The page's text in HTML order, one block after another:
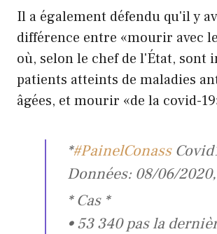
Il a également défendu qu'il y
différence entre «mourir avec
où, selon le chef de l'État, sont
patients atteints de maladies
âgées, et mourir «de la covid-
*#PainelConass
Données: 08/06/
* Cas *
• 53 340 pas la